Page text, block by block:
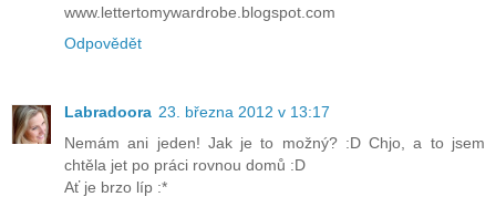
www.lettertomywardrobe.blogspot.com
Odpovědět
Labradoora 23. března 2012 v 13:17
Nemám ani jeden! Jak je to možný? :D Chjo, a to jsem
chtěla jet po práci rovnou domů :D
Ať je brzo líp :*